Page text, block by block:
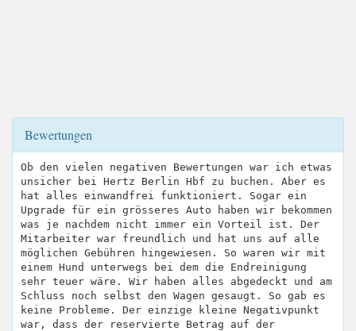
Bewertungen
Ob den vielen negativen Bewertungen war ich etwas
unsicher bei Hertz Berlin Hbf zu buchen. Aber es
hat alles einwandfrei funktioniert. Sogar ein
Upgrade für ein grösseres Auto haben wir bekommen
was je nachdem nicht immer ein Vorteil ist. Der
Mitarbeiter war freundlich und hat uns auf alle
möglichen Gebühren hingewiesen. So waren wir mit
einem Hund unterwegs bei dem die Endreinigung
sehr teuer wäre. Wir haben alles abgedeckt und am
Schluss noch selbst den Wagen gesaugt. So gab es
keine Probleme. Der einzige kleine Negativpunkt
war, dass der reservierte Betrag auf der